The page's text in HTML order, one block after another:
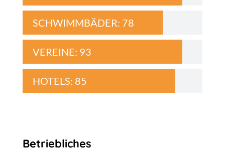
SCHWIMMBÄDER: 78
VEREINE: 93
HOTELS: 85
Betriebliches